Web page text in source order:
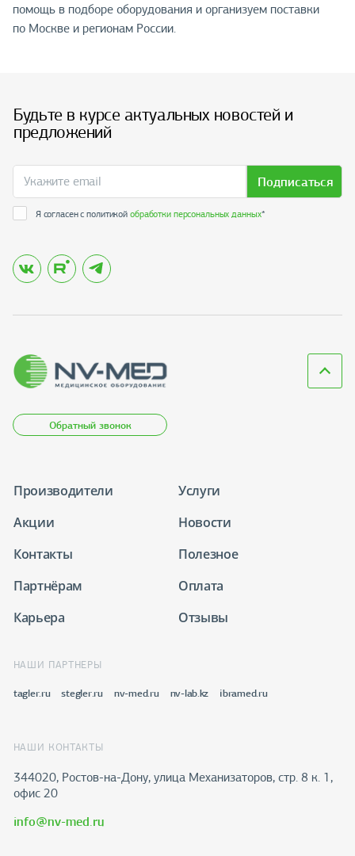
помощь в подборе оборудования и организуем поставки
по Москве и регионам России.
Будьте в курсе актуальных новостей и
предложений
Подписаться
Я согласен с политикойобработки персональных данных*
Обратный звонок
Производители
Услуги
Акции
Новости
Контакты
Полезное
Партнёрам
Оплата
Карьера
Отзывы
НАШИ ПАРТНЕРЫ
tagler.ru stegler.ru nv-med.ru nv-lab.kz ibramed.ru
НАШИ КОНТАКТЫ
344020, Ростов-на-Дону​, улица Механизаторов, стр. 8 к. 1,
офис 20
info@nv-med.ru